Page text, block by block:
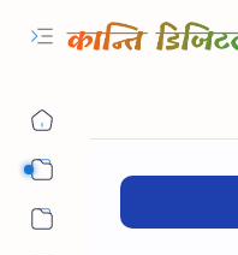
सरकारी नौकरी